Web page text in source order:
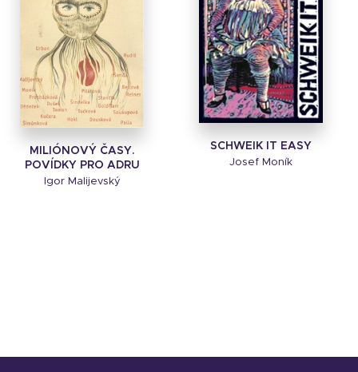
MILIÓNOVÝ ČASY.
POVÍDKY PRO ADRU
Igor Malijevský
SCHWEIK IT EASY
Josef Moník